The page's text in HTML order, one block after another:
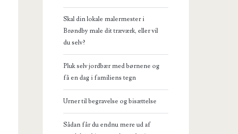
Skal din lokale malermester i
Brøndby male dit træværk, eller vil
du selv?
Pluk selv jordbær med børnene og
få en dag i familiens tegn
Urner til begravelse og bisættelse
Sådan får du endnu mere ud af